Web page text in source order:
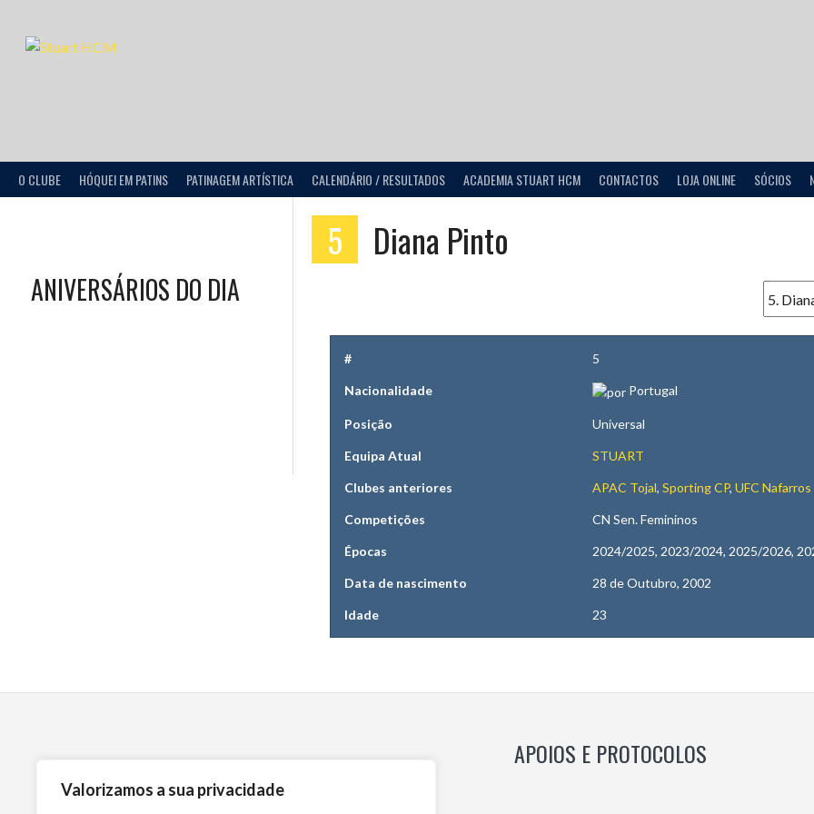
Valorizamos a sua privacidade
O CLUBE HÓQUEI EM PATINS PATINAGEM ARTÍSTICA CALENDÁRIO / RESULTADOS ACADEMIA STUART HCM CONTACTOS LOJA ONLINE SÓCIOS
5 Diana Pinto
# 5
Nacionalidade Portugal
Posição Universal
Equipa Atual STUART
Clubes anteriores APAC Tojal, Sporting CP, UFC Nafarros
Competições CN Sen. Femininos
Épocas 2024/2025, 2023/2024, 2025/2026,
Data de nascimento 28 de Outubro, 2002
Idade 23
ANIVERSÁRIOS DO DIA
APOIOS E PROTOCOLOS